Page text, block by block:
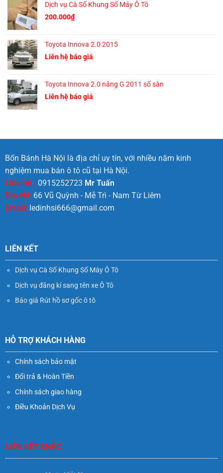
Dịch vụ Cà Số Khung Số Máy Ô Tô
200.000₫
Toyota Innova 2.0 2015
Liên hệ báo giá
Toyota Innova 2.0 nâng G 2011 số sàn
Liên hệ báo giá
Bốn Bánh Hà Nội là địa chỉ uy tín, với nhiều năm kinh
nghiệm mua bán ô tô cũ tại Hà Nội.
Liên hệ : 0915252723 Mr Tuấn
Địa chỉ: 66 Vũ Quỳnh - Mễ Trì - Nam Từ Liêm
Email: ledinhsi666@gmail.com
LIÊN KẾT
Dịch vụ Cà Số Khung Số Máy Ô Tô
Dịch vụ đăng kí sang tên xe Ô Tô
Báo giá Rút hồ sơ gốc ô tô
HỖ TRỢ KHÁCH HÀNG
Chính sách bảo mật
Đổi trả & Hoàn Tiền
Chính sách giao hàng
Điều Khoản Dịch Vụ
LIÊN KẾT KHÁC